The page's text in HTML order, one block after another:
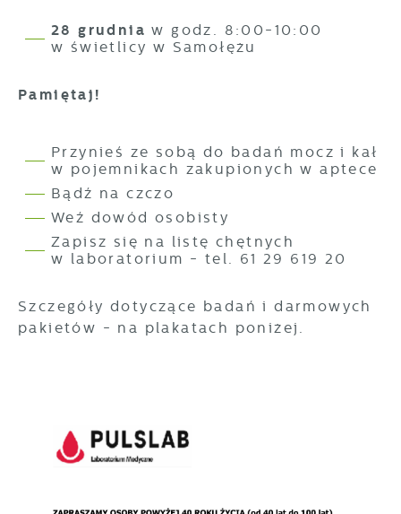
28 grudnia w godz. 8:00-10:00
w świetlicy w Samołężu
Pamiętaj!
Przynieś ze sobą do badań mocz i kał
w pojemnikach zakupionych w aptece
Bądź na czczo
Weź dowód osobisty
Zapisz się na listę chętnych
w laboratorium - tel. 61 29 619 20
Szczegóły dotyczące badań i darmowych
pakietów - na plakatach poniżej.
pozwalają nam na ocenę naszych serwisów
internetowych pod względem ich popularności
Wyrażenie zgody na analityczne pliki cookies
Dzięki reklamowym plikom cookies
prezentujemy Ci najciekawsze informacje i
podstawie analizy Twoich upodobań oraz
Twoich zwyczajów dotyczących przeglądanej
witryny internetowej. Treści promocyjne mogą
pojawić się na stronach podmiotów trzecich
innych dostawców usług. Firmy te działają w
komunikatów mediów społecznościowych.